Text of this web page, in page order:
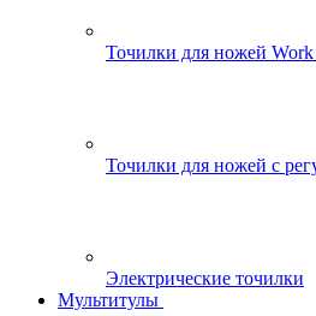
Точилки для ножей Work
Точилки для ножей с
Электрические точилки
Мультитулы